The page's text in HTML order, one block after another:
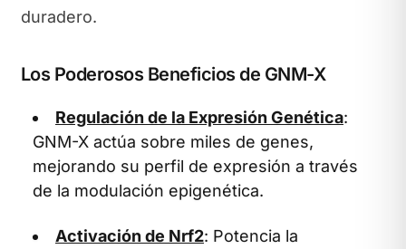
duradero.
Los Poderosos Beneficios de GNM-X
Regulación de la Expresión Genética:
GNM-X actúa sobre miles de genes,
mejorando su perfil de expresión a través
de la modulación epigenética.
Activación de Nrf2: Potencia la